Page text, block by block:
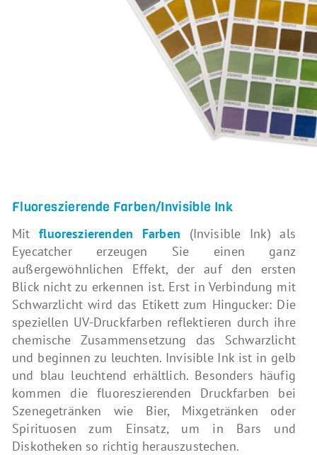
Fluoreszierende Farben/Invisible Ink
Mitfluoreszierenden Farben
(Invisible Ink) als
Eyecatcher erzeugen Sie einen ganz
außergewöhnlichen Effekt, der auf den ersten
Blick nicht zu erkennen ist. Erst in Verbindung mit
Schwarzlicht wird das Etikett zum Hingucker: Die
speziellen UV-Druckfarben reflektieren durch ihre
chemische Zusammensetzung das Schwarzlicht
und beginnen zu leuchten. Invisible Ink ist in gelb
und blau leuchtend erhältlich. Besonders häufig
kommen die fluoreszierenden Druckfarben bei
Szenegetränken wie Bier, Mixgetränken oder
Spirituosen zum Einsatz, um in Bars und
Diskotheken so richtig herauszustechen.